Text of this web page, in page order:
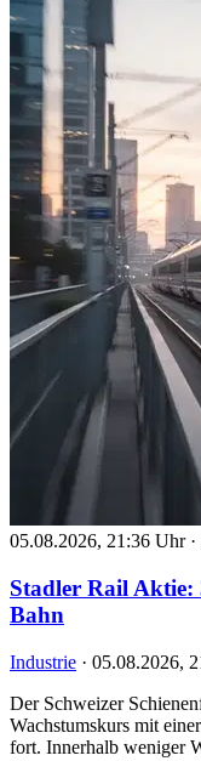
05.08.2026, 21:36 Uhr ·
Stadler Rail Aktie:
Bahn
Industrie · 05.08.2026,
Der Schweizer
Wachstumskurs mit
fort. Innerhalb weniger